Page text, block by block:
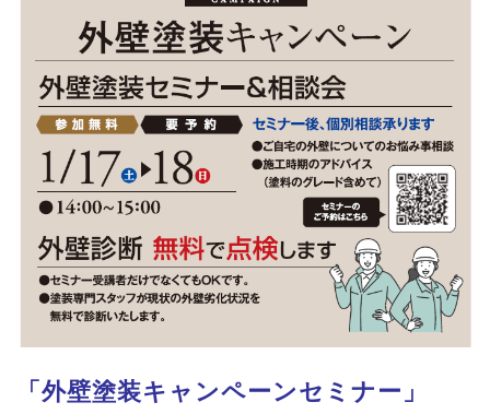
「外壁塗装キャンペーンセミナー」